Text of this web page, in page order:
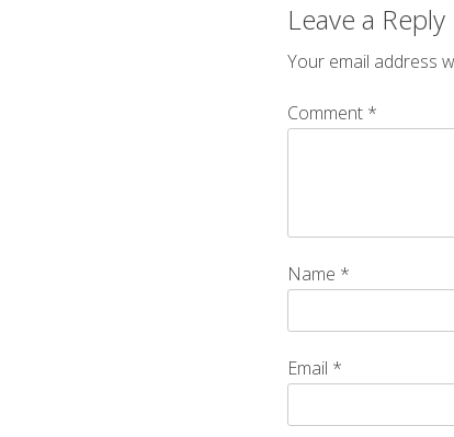
Leave a Reply
Your email address
Comment *
Name *
Email *